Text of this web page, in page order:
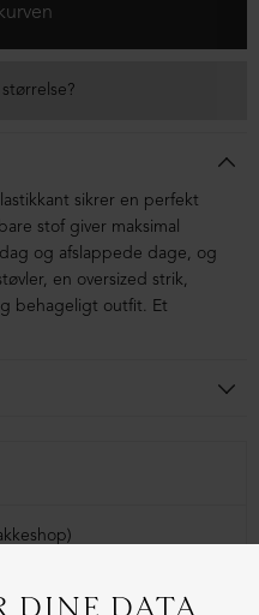
sikrer en perfekt
stof giver maksimal
og afslappede dage, og
en oversized strik,
behageligt outfit. Et
i Europa